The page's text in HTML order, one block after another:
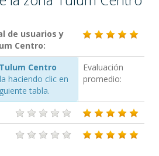
de usuarios y
Centro:
Tulum Centro
haciendo clic en
tabla.
Evaluación
promedio: